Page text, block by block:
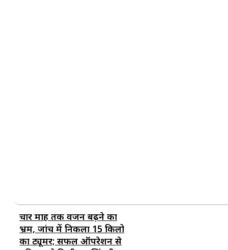
चार माह तक वजन बढ़ने का
भ्रम, जांच में निकला 15 किलो
का ट्यूमर; सफल ऑपरेशन से